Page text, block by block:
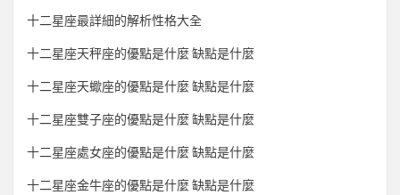
十二星座最詳細的解析性格大全
十二星座天秤座的優點是什麼 缺點是什麼
十二星座天蠍座的優點是什麼 缺點是什麼
十二星座雙子座的優點是什麼 缺點是什麼
十二星座處女座的優點是什麼 缺點是什麼
十二星座金牛座的優點是什麼 缺點是什麼